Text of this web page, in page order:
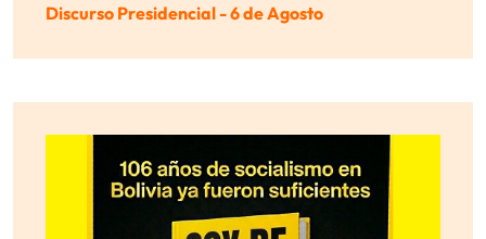
Discurso Presidencial - 6 de Agosto